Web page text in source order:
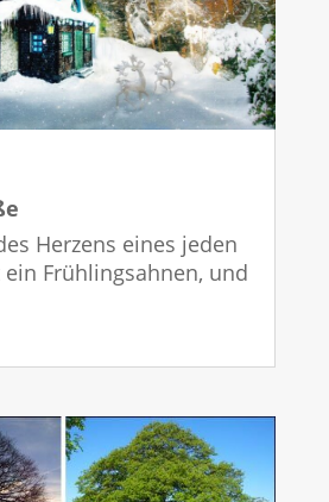
Herzens eines jeden
Frühlingsahnen, und